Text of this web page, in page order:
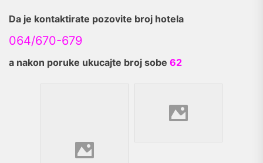
Da je kontaktirate pozovite broj hotela
064/670-679
a nakon poruke ukucajte broj sobe 62